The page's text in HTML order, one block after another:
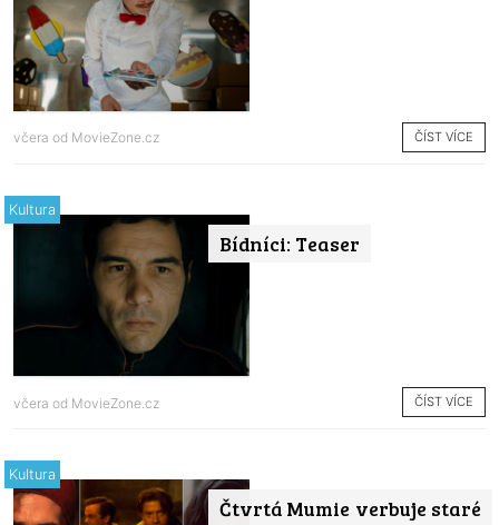
včera od MovieZone.cz ČÍST VÍCE
Bídníci: Teaser
Kultura
včera od MovieZone.cz ČÍST VÍCE
Čtvrtá Mumie verbuje staré
Kultura